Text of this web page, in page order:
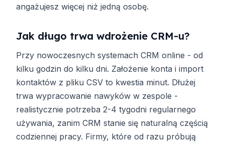
angażujesz więcej niż jedną osobę.
Jak długo trwa wdrożenie CRM-u?
Przy nowoczesnych systemach CRM online - od
kilku godzin do kilku dni. Założenie konta i import
kontaktów z pliku CSV to kwestia minut. Dłużej
trwa wypracowanie nawyków w zespole -
realistycznie potrzeba 2-4 tygodni regularnego
używania, zanim CRM stanie się naturalną częścią
codziennej pracy. Firmy, które od razu próbują